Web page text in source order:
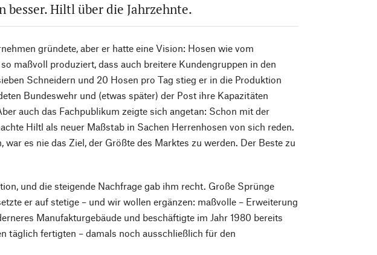
besser. Hiltl über die Jahrzehnte.
gründete, aber er hatte eine Vision: Hosen wie vom
maßvoll produziert, dass auch breitere Kundengruppen in den
Schneidern und 20 Hosen pro Tag stieg er in die Produktion
Bundeswehr und (etwas später) der Post ihre Kapazitäten
auch das Fachpublikum zeigte sich angetan: Schon mit der
Hiltl als neuer Maßstab in Sachen Herrenhosen von sich reden.
es nie das Ziel, der Größte des Marktes zu werden. Der Beste zu
und die steigende Nachfrage gab ihm recht. Große Sprünge
er auf stetige – und wir wollen ergänzen: maßvolle – Erweiterung
Manufakturgebäude und beschäftigte im Jahr 1980 bereits
täglich fertigten – damals noch ausschließlich für den